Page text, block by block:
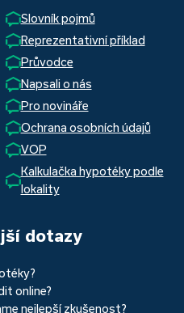
Slovník pojmů
Reprezentativní příklad
Průvodce
Napsali o nás
Pro novináře
Ochrana osobních údajů
VOP
Kalkulačka hypotéky podle
lokality
dotazy
i za tři. Nejčastěji její
online?
technologiím, které
nejlepší zkušenost?